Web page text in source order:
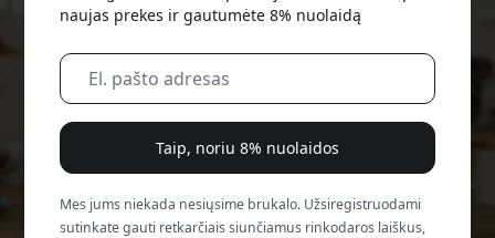
naujas prekes ir gautumėte 8% nuolaidą
Taip, noriu 8% nuolaidos
Mes jums niekada nesiųsime brukalo. Užsiregistruodami
sutinkate gauti retkarčiais siunčiamus rinkodaros laiškus,